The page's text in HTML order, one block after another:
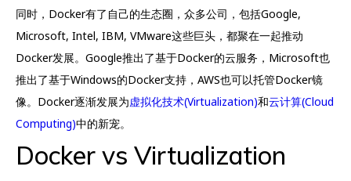
同时，Docker有了自己的生态圈，众多公司，包括Google,
Microsoft, Intel, IBM, VMware这些巨头，都聚在一起推动
Docker发展。Google推出了基于Docker的云服务，Microsoft也
推出了基于Windows的Docker支持，AWS也可以托管Docker镜
像。Docker逐渐发展为虚拟化技术(Virtualization)和云计算(Cloud
Computing)中的新宠。
Docker vs Virtualization